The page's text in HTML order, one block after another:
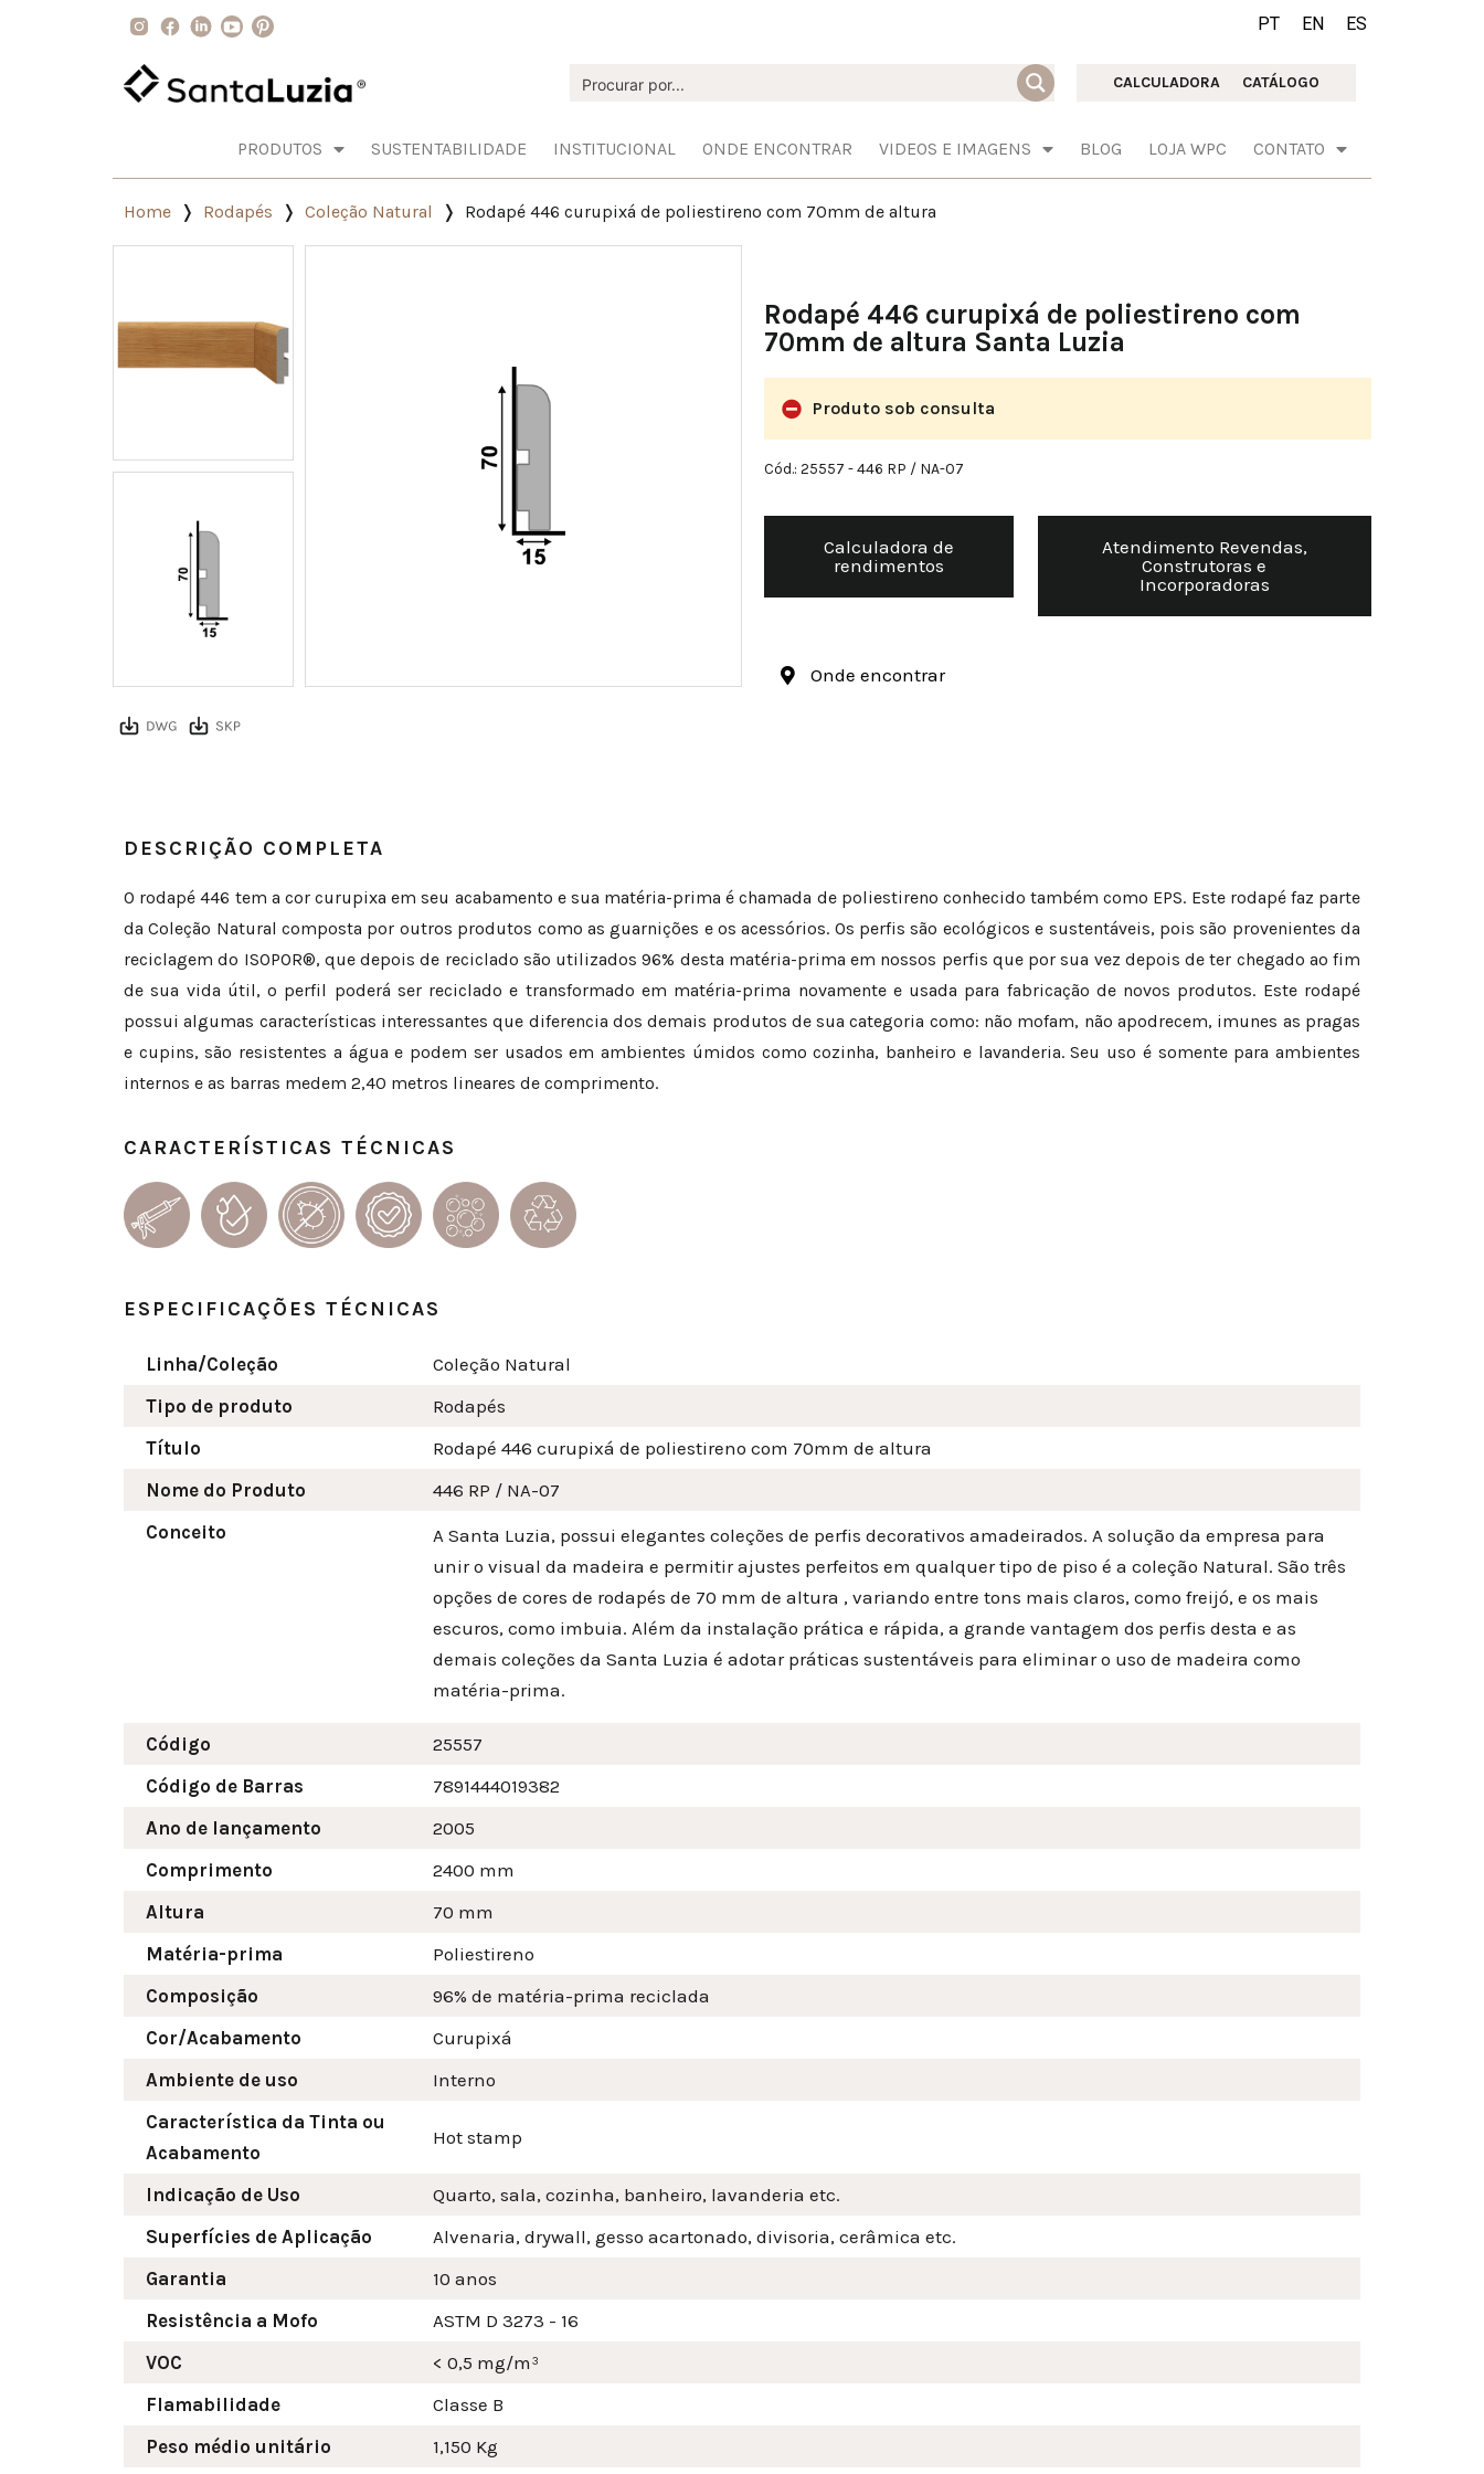
PT EN ES
CALCULADORA CATÁLOGO
PRODUTOS SUSTENTABILIDADE INSTITUCIONAL ONDE ENCONTRAR VIDEOS E IMAGENS BLOG LOJA WPC CONTATO
Home Rodapés Coleção Natural Rodapé 446 curupixá de poliestireno com 70mm de altura
Rodapé 446 curupixá de poliestireno com
70mm de altura Santa Luzia
Produto sob consulta
Cód.: 25557 - 446 RP / NA-07
Calculadora de
rendimentos
Atendimento Revendas,
Construtoras e
Incorporadoras
Onde encontrar
DESCRIÇÃO COMPLETA
O rodapé 446 tem a cor curupixa em seu acabamento e sua matéria-prima é chamada de poliestireno conhecido também como EPS. Este rodapé faz parte
da Coleção Natural composta por outros produtos como as guarnições e os acessórios. Os perfis são ecológicos e sustentáveis, pois são provenientes da
reciclagem do ISOPOR®, que depois de reciclado são utilizados 96% desta matéria-prima em nossos perfis que por sua vez depois de ter chegado ao fim
de sua vida útil, o perfil poderá ser reciclado e transformado em matéria-prima novamente e usada para fabricação de novos produtos. Este rodapé
possui algumas características interessantes que diferencia dos demais produtos de sua categoria como: não mofam, não apodrecem, imunes as pragas
e cupins, são resistentes a água e podem ser usados em ambientes úmidos como cozinha, banheiro e lavanderia. Seu uso é somente para ambientes
internos e as barras medem 2,40 metros lineares de comprimento.
CARACTERÍSTICAS TÉCNICAS
ESPECIFICAÇÕES TÉCNICAS
Linha/Coleção
Coleção Natural
Tipo de produto
Rodapés
Título
Rodapé 446 curupixá de poliestireno com 70mm de altura
Nome do Produto
446 RP / NA-07
Conceito
A Santa Luzia, possui elegantes coleções de perfis decorativos amadeirados. A solução da empresa para
unir o visual da madeira e permitir ajustes perfeitos em qualquer tipo de piso é a coleção Natural. São três
opções de cores de rodapés de 70 mm de altura , variando entre tons mais claros, como freijó, e os mais
escuros, como imbuia. Além da instalação prática e rápida, a grande vantagem dos perfis desta e as
demais coleções da Santa Luzia é adotar práticas sustentáveis para eliminar o uso de madeira como
matéria-prima.
Código
25557
Código de Barras
7891444019382
Ano de lançamento
2005
Comprimento
2400 mm
Altura
70 mm
Matéria-prima
Poliestireno
Composição
96% de matéria-prima reciclada
Cor/Acabamento
Curupixá
Ambiente de uso
Interno
Característica da Tinta ou
Acabamento
Hot stamp
Indicação de Uso
Quarto, sala, cozinha, banheiro, lavanderia etc.
Superfícies de Aplicação
Alvenaria, drywall, gesso acartonado, divisoria, cerâmica etc.
Garantia
10 anos
Resistência a Mofo
ASTM D 3273 - 16
VOC
< 0,5 mg/m³
Flamabilidade
Classe B
Peso médio unitário
1,150 Kg